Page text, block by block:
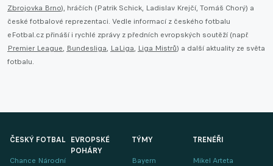
Zbrojovka Brno), hráčích (Patrik Schick, Ladislav Krejčí, Tomáš Chorý) a
české fotbalové reprezentaci. Vedle informací z českého fotbalu
eFotbal.cz přináší i rychlé zprávy z předních evropských soutěží (např.
Premier League, Bundesliga, LaLiga, Liga Mistrů) a další aktuality ze světa
fotbalu.
ČESKÝ FOTBAL
Chance Národní
EVROPSKÉ
POHÁRY
TÝMY
Bayern
TRENÉŘI
Mikel Arteta